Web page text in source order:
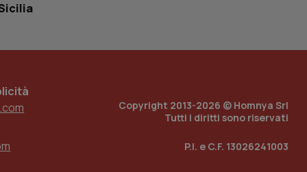
Copyright 2013-2026 © Homnya Srl
Tutti i diritti sono riservati
P.I. e C.F. 13026241003
tenere traccia
dell’esperienza
con identity